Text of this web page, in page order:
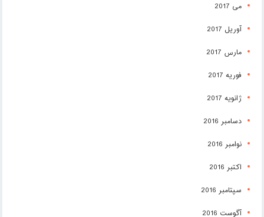
می 2017
آوریل 2017
مارس 2017
فوریه 2017
ژانویه 2017
دسامبر 2016
نوامبر 2016
اکتبر 2016
سپتامبر 2016
آگوست 2016